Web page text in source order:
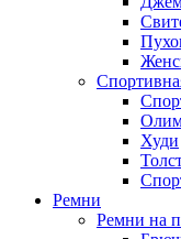
Худи
Ремни
Ремни на